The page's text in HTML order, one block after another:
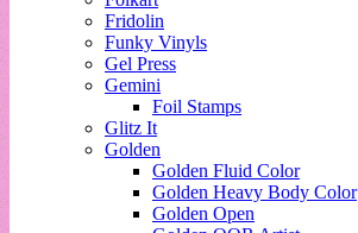
Fridolin
Funky Vinyls
Gel Press
Gemini
Foil Stamps
Glitz It
Golden
Golden Fluid Color
Golden Heavy Body Color
Golden Open